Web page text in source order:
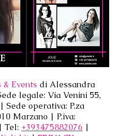
Events di Alessandra
legale: Via Venini 55,
Sede operativa: P.za
Marzano | P.iva:
| Tel: +393475882076 |